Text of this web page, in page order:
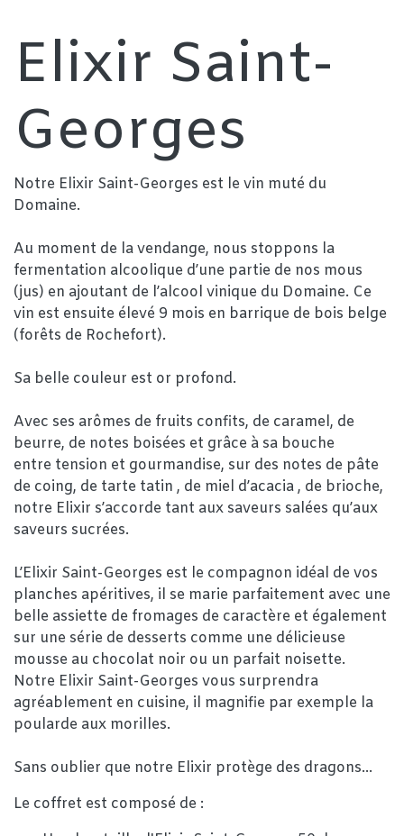
Elixir Saint-
Georges
Notre Elixir Saint-Georges est le vin muté du
Domaine.
Au moment de la vendange, nous stoppons la
fermentation alcoolique d’une partie de nos mous
(jus) en ajoutant de l’alcool vinique du Domaine. Ce
vin est ensuite élevé 9 mois en barrique de bois belge
(forêts de Rochefort).
Sa belle couleur est or profond.
Avec ses arômes de fruits confits, de caramel, de
beurre, de notes boisées et grâce à sa bouche
entre tension et gourmandise, sur des notes de pâte
de coing, de tarte tatin , de miel d’acacia , de brioche,
notre Elixir s’accorde tant aux saveurs salées qu’aux
saveurs sucrées.
L’Elixir Saint-Georges est le compagnon idéal de vos
planches apéritives, il se marie parfaitement avec une
belle assiette de fromages de caractère et également
sur une série de desserts comme une délicieuse
mousse au chocolat noir ou un parfait noisette.
Notre Elixir Saint-Georges vous surprendra
agréablement en cuisine, il magnifie par exemple la
poularde aux morilles.
Sans oublier que notre Elixir protège des dragons…
Le coffret est composé de :